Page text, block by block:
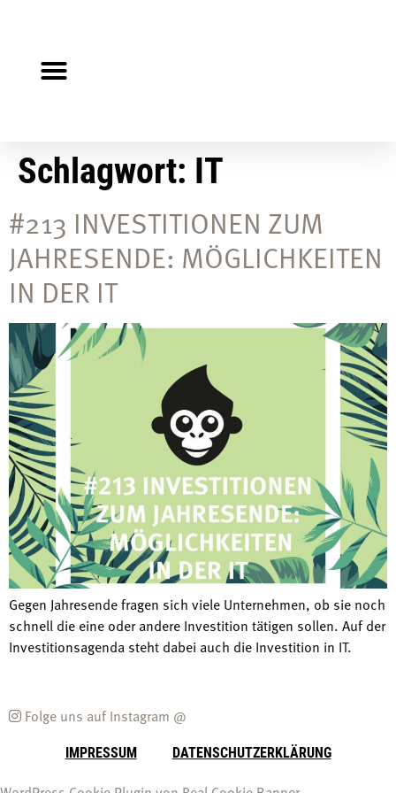
Schlagwort: IT
#213 INVESTITIONEN ZUM
JAHRESENDE: MÖGLICHKEITEN
IN DER IT
Gegen Jahresende fragen sich viele Unternehmen, ob sie noch
schnell die eine oder andere Investition tätigen sollen. Auf der
Investitionsagenda steht dabei auch die Investition in IT.
Folge uns auf Instagram @
IMPRESSUM DATENSCHUTZERKLÄRUNG